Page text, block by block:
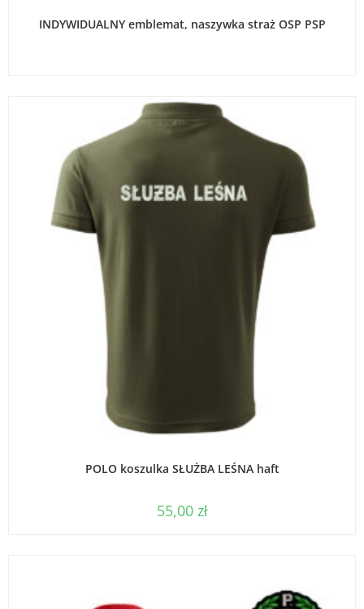
INDYWIDUALNY emblemat, naszywka straż OSP PSP
WYBIERZ OPCJE
POLO koszulka SŁUŻBA LEŚNA haft
55,00 zł